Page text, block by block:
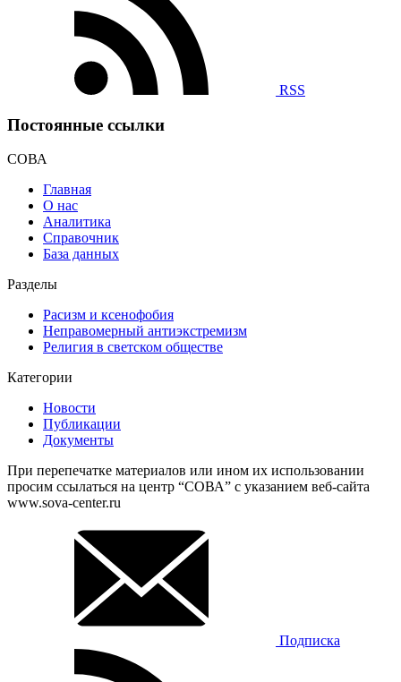
RSS
Постоянные ссылки
СОВА
Главная
О нас
Аналитика
Справочник
База данных
Разделы
Расизм и ксенофобия
Неправомерный антиэкстремизм
Религия в светском обществе
Категории
Новости
Публикации
Документы
При перепечатке материалов или ином их использовании
просим ссылаться на центр “СОВА” с указанием веб-сайта
www.sova-center.ru
Подписка